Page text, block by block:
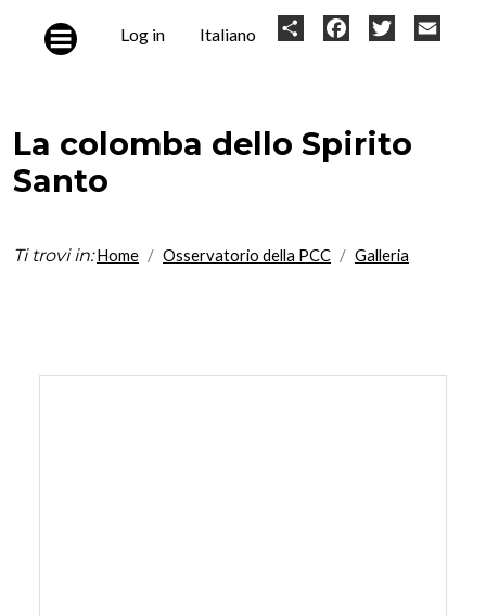
User
Log in Italiano Share FacebookTwitter
La colomba dello Spirito
Santo
Ti trovi in: Home Osservatorio della PCC Galleria